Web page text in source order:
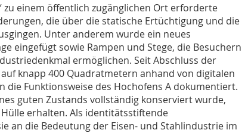
zu einem öffentlich zugänglichen Ort erforderte
die über die statische Ertüchtigung und die
Unter anderem wurde ein neues
eingefügt sowie Rampen und Stege, die Besuchern
ermöglichen. Seit Abschluss der
knapp 400 Quadratmetern anhand von digitalen
die Funktionsweise des Hochofens A dokumentiert.
guten Zustands vollständig konserviert wurde,
erhalten. Als identitätsstiftende
an die Bedeutung der Eisen- und Stahlindustrie im